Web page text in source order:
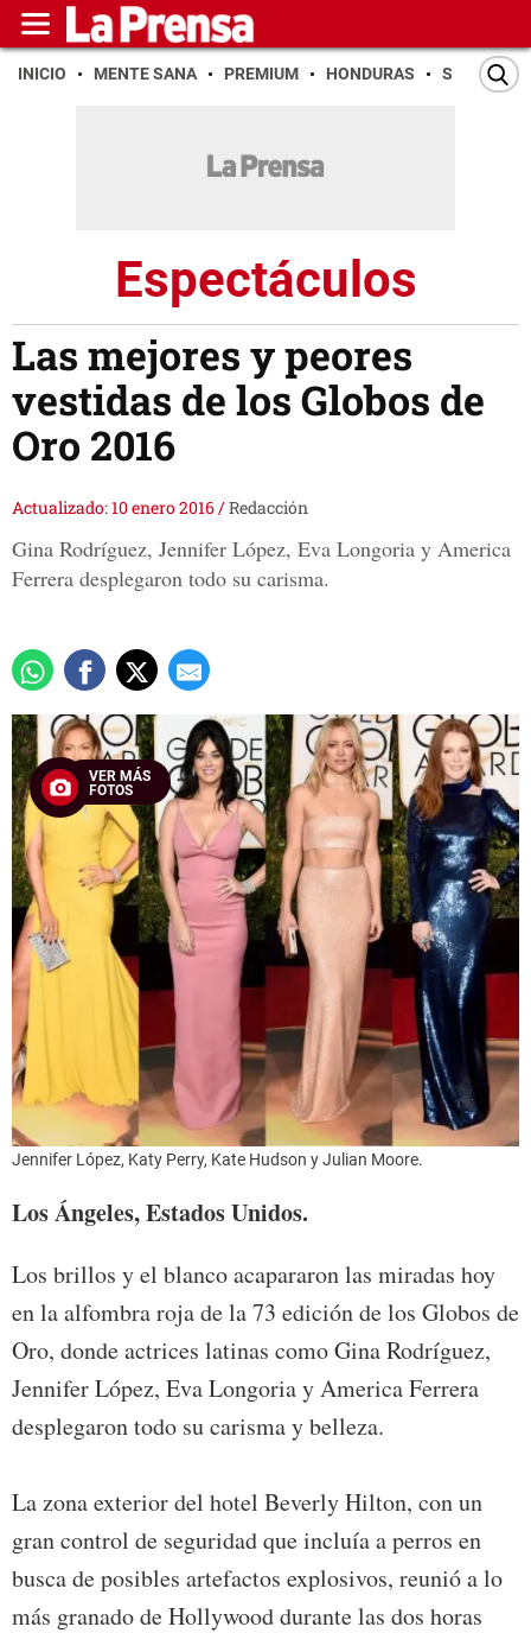
INICIO MENTE SANA PREMIUM HONDURAS SAN PEDRO
Espectáculos
Las mejores y peores
vestidas de los Globos de
Oro 2016
Actualizado: 10 enero 2016/Redacción
Gina Rodríguez, Jennifer López, Eva Longoria y America
Ferrera desplegaron todo su carisma.
VER MÁS
FOTOS
Jennifer López, Katy Perry, Kate Hudson y Julian Moore.
Los Ángeles, Estados Unidos.
Los brillos y el blanco acapararon las miradas hoy
en la alfombra roja de la 73 edición de los Globos de
Oro, donde actrices latinas como Gina Rodríguez,
Jennifer López, Eva Longoria y America Ferrera
desplegaron todo su carisma y belleza.
La zona exterior del hotel Beverly Hilton, con un
gran control de seguridad que incluía a perros en
busca de posibles artefactos explosivos, reunió a lo
más granado de Hollywood durante las dos horas